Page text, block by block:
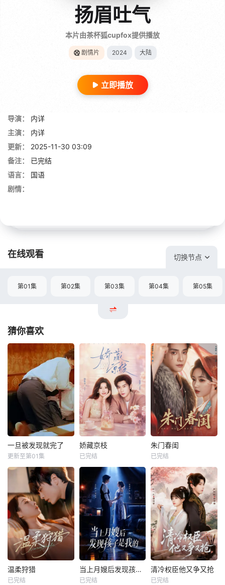
扬眉吐气
本片由茶杯狐cupfox提供播放
剧情片 2024 大陆
立即播放
导演：
内详
主演：
内详
更新：
2025-11-30 03:09
备注：
已完结
语言：
国语
剧情：
在线观看 切换节点
第01集 第02集 第03集 第04集 第05集
猜你喜欢
一旦被发现就完了
更新至第01集
娇藏京枝
已完结
朱门春闺
已完结
温柔狩猎
已完结
当上月嫂后发现孩子是我的
已完结
清冷权臣他又争又抢
已完结